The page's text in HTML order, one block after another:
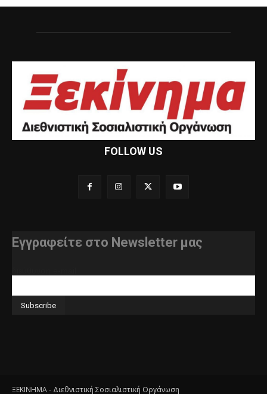
FOLLOW US
Εγγραφείτε στο Newsletter μας
ΞΕΚΙΝΗΜΑ - Διεθνιστική Σοσιαλιστική Οργάνωση